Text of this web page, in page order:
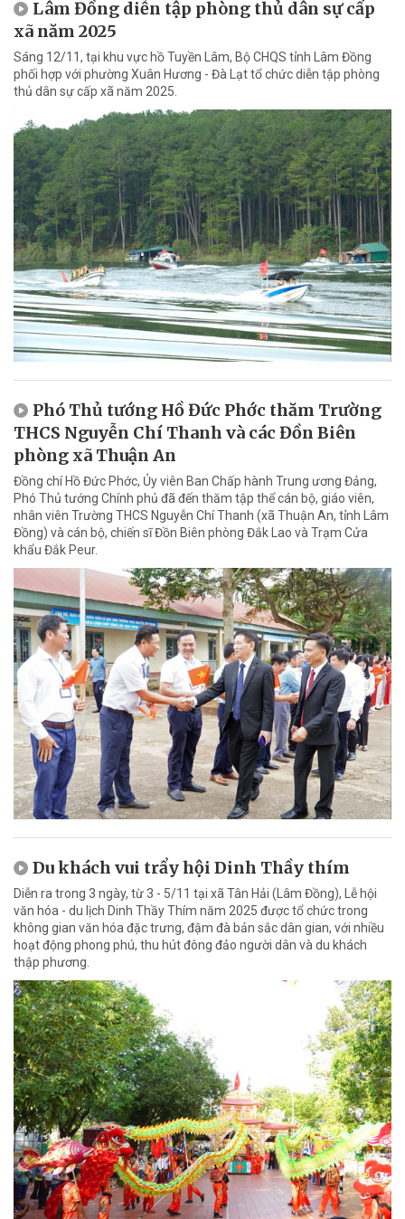
Lâm Đồng diễn tập phòng thủ dân sự cấp
xã năm 2025
Sáng 12/11, tại khu vực hồ Tuyền Lâm, Bộ CHQS tỉnh Lâm Đồng
phối hợp với phường Xuân Hương - Đà Lạt tổ chức diễn tập phòng
thủ dân sự cấp xã năm 2025.
Phó Thủ tướng Hồ Đức Phớc thăm Trường
THCS Nguyễn Chí Thanh và các Đồn Biên
phòng xã Thuận An
Đồng chí Hồ Đức Phớc, Ủy viên Ban Chấp hành Trung ương Đảng,
Phó Thủ tướng Chính phủ đã đến thăm tập thể cán bộ, giáo viên,
nhân viên Trường THCS Nguyễn Chí Thanh (xã Thuận An, tỉnh Lâm
Đồng) và cán bộ, chiến sĩ Đồn Biên phòng Đắk Lao và Trạm Cửa
khẩu Đắk Peur.
Du khách vui trẩy hội Dinh Thầy thím
Diễn ra trong 3 ngày, từ 3 - 5/11 tại xã Tân Hải (Lâm Đồng), Lễ hội
văn hóa - du lịch Dinh Thầy Thím năm 2025 được tổ chức trong
không gian văn hóa đặc trưng, đậm đà bản sắc dân gian, với nhiều
hoạt động phong phú, thu hút đông đảo người dân và du khách
thập phương.